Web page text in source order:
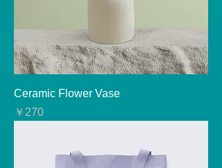
Ceramic Flower Vase
価格
￥270